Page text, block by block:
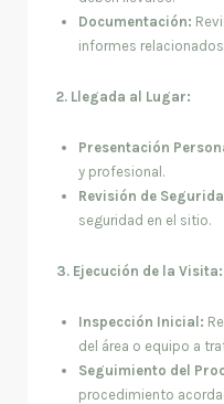
Documentación:
informes
2. Llegada al Lugar:
Presentación
y profesional.
Revisión de
seguridad en el sitio.
3. Ejecución de la Visita:
Inspección Inicial:
del área o equipo a
Seguimiento del
procedimiento